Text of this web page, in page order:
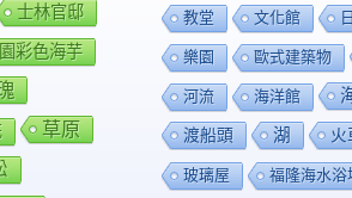
士林官邸
彩色海芋
草原
教堂 文化館
樂園 歐式建築物
河流 海洋館
渡船頭 湖 火
玻璃屋 福隆海水浴